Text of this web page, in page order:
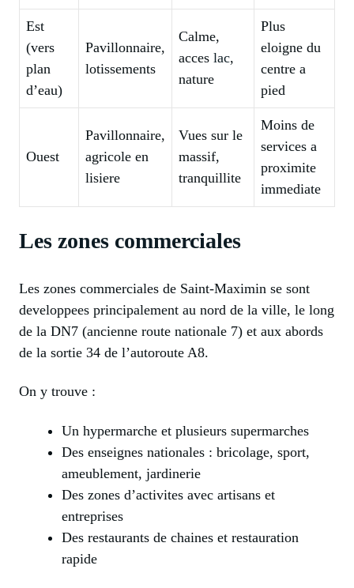
Est
(vers
plan
d’eau)
Pavillonnaire,
lotissements
Calme,
acces lac,
nature
Plus
eloigne du
centre a
pied
Ouest
Pavillonnaire,
agricole en
lisiere
Vues sur le
massif,
tranquillite
Moins de
services a
proximite
immediate
Les zones commerciales
Les zones commerciales de Saint-Maximin se sont
developpees principalement au nord de la ville, le long
de la DN7 (ancienne route nationale 7) et aux abords
de la sortie 34 de l’autoroute A8.
On y trouve :
Un hypermarche et plusieurs supermarches
Des enseignes nationales : bricolage, sport,
ameublement, jardinerie
Des zones d’activites avec artisans et
entreprises
Des restaurants de chaines et restauration
rapide